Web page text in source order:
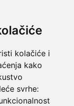
kolačiće i
kako
svrhe: